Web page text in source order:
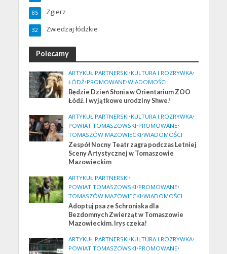
Zgierz
85
Zwiedzaj łódzkie
32
Polecamy
ARTYKUŁ PARTNERSKI•KULTURA I ROZRYWKA•
ŁÓDŹ•PROMOWANE•WIADOMOŚCI
Będzie Dzień Słonia w Orientarium ZOO
Łódź. I wyjątkowe urodziny Shwe!
ARTYKUŁ PARTNERSKI•KULTURA I ROZRYWKA•
POWIAT TOMASZOWSKI•PROMOWANE•
TOMASZÓW MAZOWIECKI•WIADOMOŚCI
Zespół Nocny Teatr zagra podczas Letniej
Sceny Artystycznej w Tomaszowie
Mazowieckim
ARTYKUŁ PARTNERSKI•
POWIAT TOMASZOWSKI•PROMOWANE•
TOMASZÓW MAZOWIECKI•WIADOMOŚCI
Adoptuj psa ze Schroniska dla
Bezdomnych Zwierząt w Tomaszowie
Mazowieckim. Irys czeka!
ARTYKUŁ PARTNERSKI•KULTURA I ROZRYWKA•
POWIAT TOMASZOWSKI•PROMOWANE•